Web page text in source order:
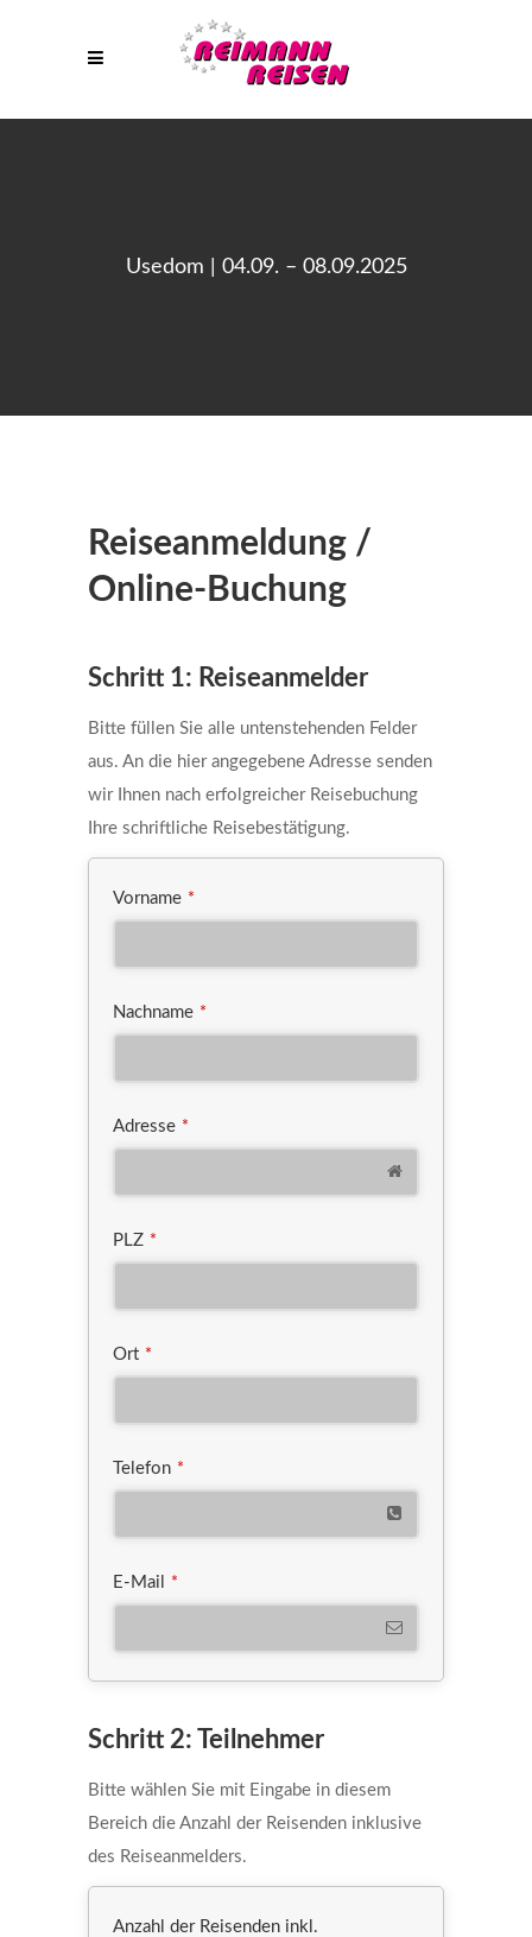
Usedom | 04.09. – 08.09.2025
Reiseanmeldung /
Online-Buchung
Schritt 1: Reiseanmelder
Bitte füllen Sie alle untenstehenden Felder
aus. An die hier angegebene Adresse senden
wir Ihnen nach erfolgreicher Reisebuchung
Ihre schriftliche Reisebestätigung.
Vorname *
Nachname *
Adresse *
PLZ *
Ort *
Telefon *
E-Mail *
Schritt 2: Teilnehmer
Bitte wählen Sie mit Eingabe in diesem
Bereich die Anzahl der Reisenden inklusive
des Reiseanmelders.
Anzahl der Reisenden inkl.